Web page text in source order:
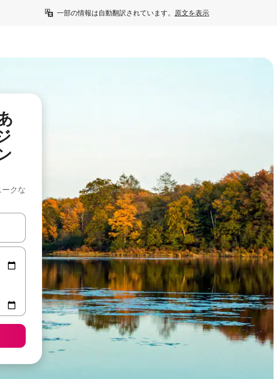
一部の情報は自動翻訳されています。 原文を表示
クな
て移動するか、画面をタッチまたはスワイプして検索結果を確認することができます。